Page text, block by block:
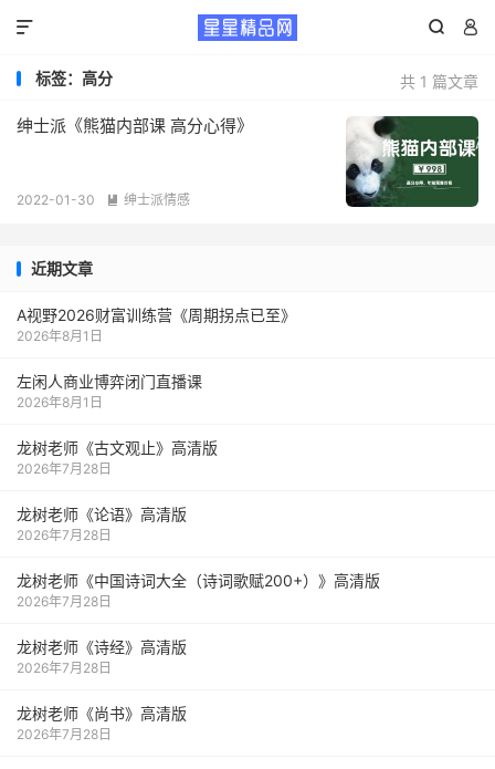
 

共 1 篇文章
标签：高分
绅士派《熊猫内部课 高分心得》
2022-01-30  绅士派情感
近期文章
A视野2026财富训练营《周期拐点已至》
2026年8月1日
左闲人商业博弈闭门直播课
2026年8月1日
龙树老师《古文观止》高清版
2026年7月28日
龙树老师《论语》高清版
2026年7月28日
龙树老师《中国诗词大全（诗词歌赋200+）》高清版
2026年7月28日
龙树老师《诗经》高清版
2026年7月28日
龙树老师《尚书》高清版
2026年7月28日